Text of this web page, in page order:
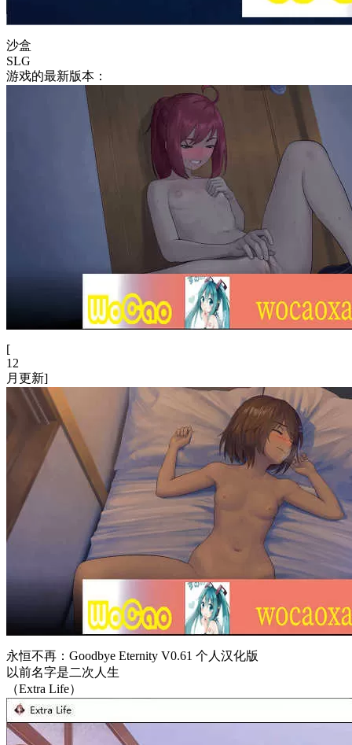
沙盒
SLG
游戏的最新版本：
[
12
月更新]
永恒不再：Goodbye Eternity V0.61 个人汉化版
以前名字是二次人生
（Extra Life）